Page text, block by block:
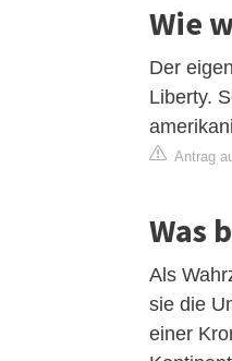
Wie
Der
Liberty.
Antrag
Was
Als
sie die
einer